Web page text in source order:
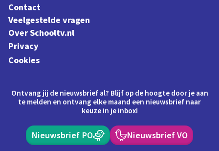
Contact
Veelgestelde vragen
Over Schooltv.nl
Privacy
Cookies
Ontvang jij de nieuwsbrief al? Blijf op de hoogte door je aan
te melden en ontvang elke maand een nieuwsbrief naar
keuze in je inbox!
Nieuwsbrief PO Nieuwsbrief VO